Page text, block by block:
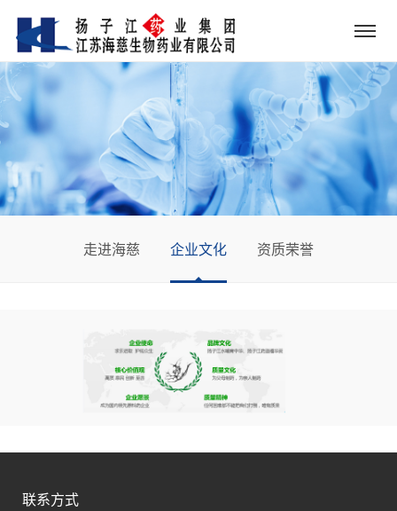
走进海慈 企业文化 资质荣誉
联系方式